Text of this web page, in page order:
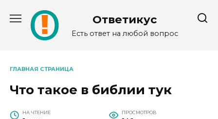
содержанию
Ответикус
Есть ответ на любой вопрос
ГЛАВНАЯ СТРАНИЦА
Что такое в библии тук
НА ЧТЕНИЕ ПРОСМОТРОВ